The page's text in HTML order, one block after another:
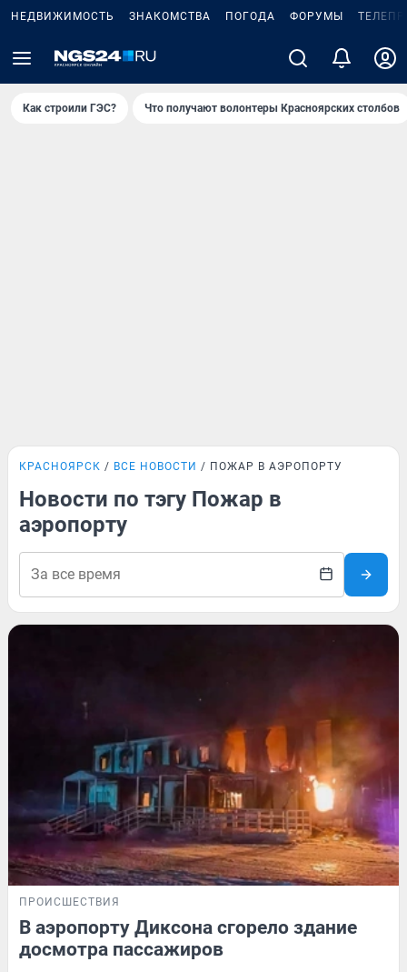
НЕДВИЖИМОСТЬ ЗНАКОМСТВА ПОГОДА ФОРУМЫ
Как строили ГЭС? Что получают волонтеры Красноярских столбов
КРАСНОЯРСК ВСЕ НОВОСТИ ПОЖАР В АЭРОПОРТУ
Новости по тэгу Пожар в
аэропорту
ПРОИСШЕСТВИЯ
В аэропорту Диксона сгорело здание
досмотра пассажиров